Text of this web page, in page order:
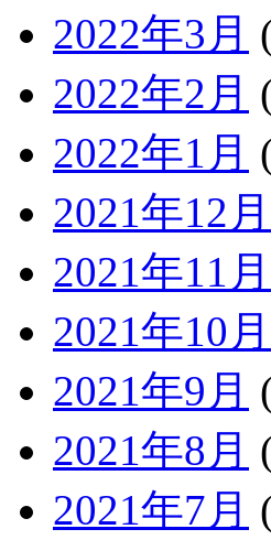
2022年3月
2022年2月
2022年1月
2021年12月
2021年11月
2021年10月
2021年9月
2021年8月
2021年7月